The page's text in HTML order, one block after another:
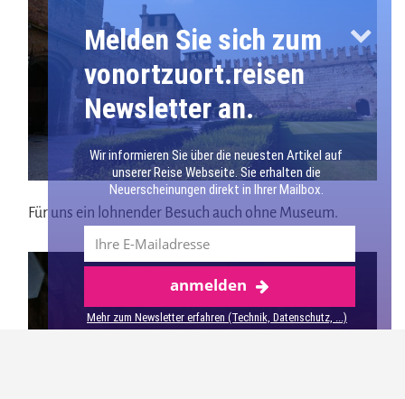
Für uns ein lohnender Besuch auch ohne Museum.
Mehr über Verona
Melden Sie sich zum
vonortzuort.reisen
Newsletter an.
Wir informieren Sie über die neuesten Artikel auf
unserer Reise Webseite. Sie erhalten die
Neuerscheinungen direkt in Ihrer Mailbox.
anmelden
Mehr zum Newsletter erfahren (Technik, Datenschutz, ...)